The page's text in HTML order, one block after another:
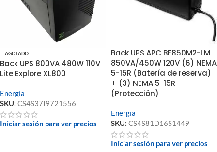
AGOTADO
Back UPS 800VA 480W 110V
Lite Explore XL800
Energía
SKU: CS4S37I9721556
Iniciar sesión para ver precios
Back UPS APC BE850M2-LM
850VA/450W 120V (6) NEMA
5-15R (Batería de reserva)
+ (3) NEMA 5-15R
(Protección)
Energía
SKU: CS4S81D16S1449
Iniciar sesión para ver precios